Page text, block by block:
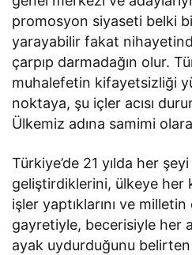
promosyon siyaseti belki
yarayabilir fakat
çarpıp darmadağın olur.
muhalefetin kifayetsizliği
noktaya, şu içler acısı
Ülkemiz adına samimi
Türkiye’de 21 yılda her
geliştirdiklerini, ülkeye her
işler yaptıklarını ve milletin
gayretiyle, becerisiyle her
ayak uydurduğunu